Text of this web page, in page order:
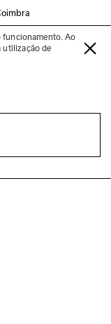
funcionamento. Ao
utilização de